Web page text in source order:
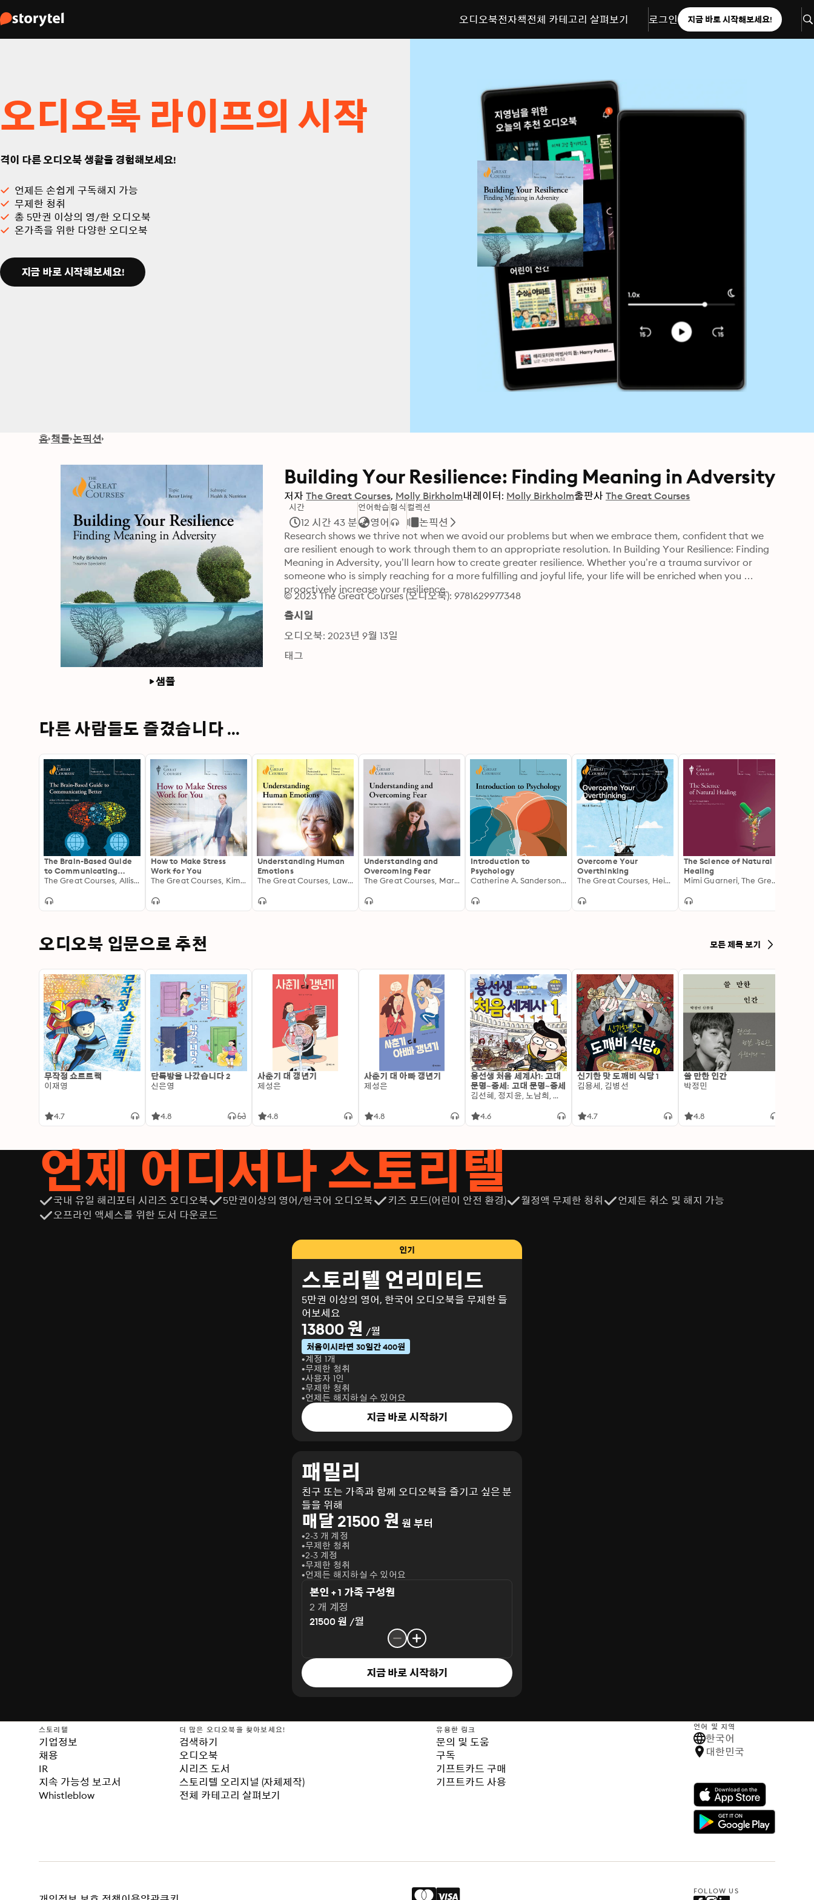
오디오북전자책전체 카테고리 살펴보기 로그인 지금 바로 시작해보세요!
오디오북 라이프의 시작
격이 다른 오디오북 생활을 경험해보세요!
언제든 손쉽게 구독해지 가능
무제한 청취
총 5만권 이상의 영/한 오디오북
온가족을 위한 다양한 오디오북
지금 바로 시작해보세요!
홈 책들 논픽션
샘플
Building Your Resilience: Finding Meaning in Adversity
저자 The Great Courses Molly Birkholm내레이터: Molly Birkholm출판사 The Great Courses
시간
12 시간 43 분
언어학습
영어
형식 컬렉션
논픽션
Research shows we thrive not when we avoid our problems but when we embrace them, confident that we
are resilient enough to work through them to an appropriate resolution. In Building Your Resilience: Finding
Meaning in Adversity, you’ll learn how to create greater resilience. Whether you’re a trauma survivor or
someone who is simply reaching for a more fulfilling and joyful life, your life will be enriched when you
proactively increase your resilience.
© 2023 The Great Courses (오디오북): 9781629977348
출시일
오디오북: 2023년 9월 13일
태그
다른 사람들도 즐겼습니다 ...
The Brain-Based Guide
to Communicating
Better
The Great Courses, Allison Friederichs Atkison
How to Make Stress
Work for You
The Great Courses, Kimberlee Bethany Bonura
Understanding Human
Emotions
The Great Courses, Lawrence Ian Reed
Understanding and
Overcoming Fear
The Great Courses, Margee Kerr
Introduction to
Psychology
Catherine A. Sanderson, The Great Courses
Overcome Your
Overthinking
The Great Courses, Heidi Sormaz
The Science of Natural
Healing
Mimi Guarneri, The Great Courses
오디오북 입문으로 추천 모든 제목 보기
무작정 쇼트트랙
이재영
4.7
단톡방을 나갔습니다 2
신은영
4.8
사춘기 대 갱년기
제성은
4.8
사춘기 대 아빠 갱년기
제성은
4.8
용선생 처음 세계사1: 고대
문명~중세: 고대 문명~중세
김선혜, 정지윤, 노남희, 뭉선생, 윤효식, 이우일, 김선빈, 사회평론 역사연구소
4.6
신기한 맛 도깨비 식당 1
김용세, 김병선
4.7
쓸 만한 인간
박정민
4.8
언제 어디서나 스토리텔
국내 유일 해리포터 시리즈 오디오북 5만권이상의 영어/한국어 오디오북 키즈 모드(어린이 안전 환경) 월정액 무제한 청취
언제든 취소 및 해지 가능
오프라인 액세스를 위한 도서 다운로드
인기
스토리텔 언리미티드
5만권 이상의 영어, 한국어 오디오북을 무제한 들
어보세요
13800 원 /월
처음이시라면 30일간 400원
계정 1개
무제한 청취
사용자 1인
무제한 청취
언제든 해지하실 수 있어요
지금 바로 시작하기
패밀리
친구 또는 가족과 함께 오디오북을 즐기고 싶은 분
들을 위해
매달 21500 원 원 부터
2-3 개 계정
무제한 청취
2-3 계정
무제한 청취
언제든 해지하실 수 있어요
본인 + 1 가족 구성원
2 개 계정
21500 원 /월
지금 바로 시작하기
스토리텔
기업정보
채용
IR
지속 가능성 보고서
Whistleblow
더 많은 오디오북을 찾아보세요!
검색하기
오디오북
시리즈 도서
스토리텔 오리지널 (자체제작)
전체 카테고리 살펴보기
유용한 링크
문의 및 도움
구독
기프트카드 구매
기프트카드 사용
언어 및 지역
한국어
대한민국
FOLLOW US